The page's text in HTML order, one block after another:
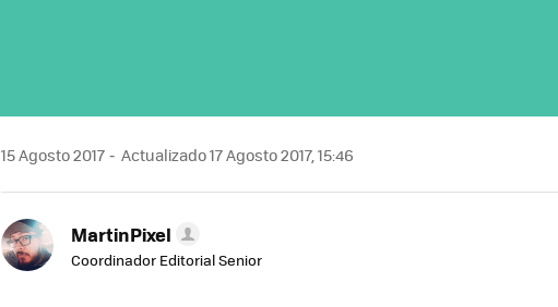
15 Agosto 2017 Actualizado 17 Agosto 2017, 15:46
MartinPixel
Coordinador Editorial Senior